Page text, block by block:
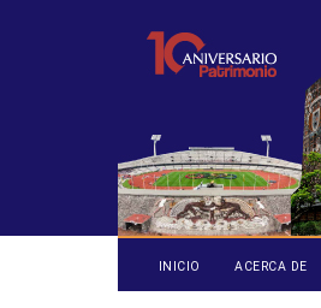
INICIO ACERCA DE